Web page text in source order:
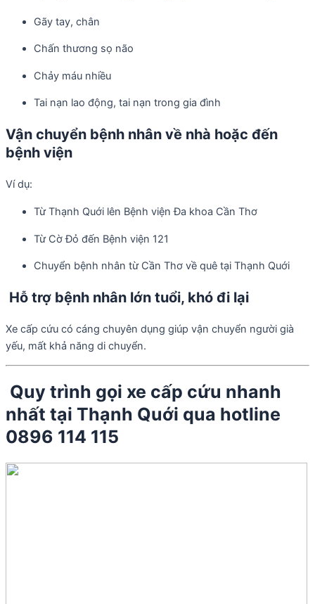
Gãy tay, chân
Chấn thương sọ não
Chảy máu nhiều
Tai nạn lao động, tai nạn trong gia đình
Vận chuyển bệnh nhân về nhà hoặc đến
bệnh viện
Ví dụ:
Từ Thạnh Quới lên Bệnh viện Đa khoa Cần Thơ
Từ Cờ Đỏ đến Bệnh viện 121
Chuyển bệnh nhân từ Cần Thơ về quê tại Thạnh Quới
Hỗ trợ bệnh nhân lớn tuổi, khó đi lại
Xe cấp cứu có cáng chuyên dụng giúp vận chuyển người già
yếu, mất khả năng di chuyển.
Quy trình gọi xe cấp cứu nhanh
nhất tại Thạnh Quới qua hotline
0896 114 115